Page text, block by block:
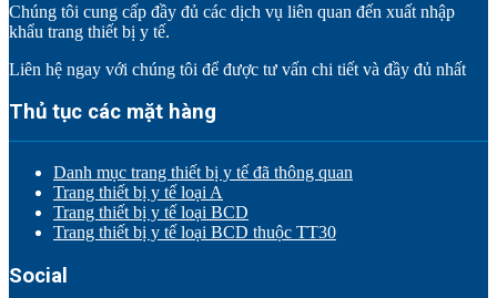
Chúng tôi cung cấp đầy đủ các dịch vụ liên quan đến xuất nhập
khẩu trang thiết bị y tế.
Liên hệ ngay với chúng tôi để được tư vấn chi tiết và đầy đủ nhất
Thủ tục các mặt hàng
Danh mục trang thiết bị y tế đã thông quan
Trang thiết bị y tế loại A
Trang thiết bị y tế loại BCD
Trang thiết bị y tế loại BCD thuộc TT30
Social